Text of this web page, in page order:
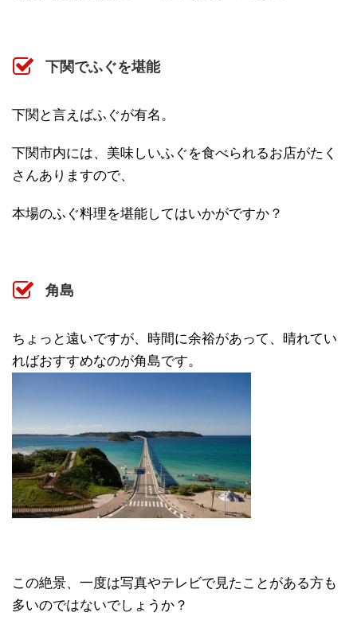
下関でふぐを堪能
下関と言えばふぐが有名。
下関市内には、美味しいふぐを食べられるお店がたく
さんありますので、
本場のふぐ料理を堪能してはいかがですか？
角島
ちょっと遠いですが、時間に余裕があって、晴れてい
ればおすすめなのが角島です。
この絶景、一度は写真やテレビで見たことがある方も
多いのではないでしょうか？